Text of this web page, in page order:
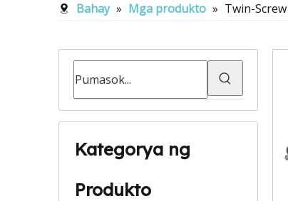
Bahay » Mga produkto » Twin-
Kategorya ng
Produkto